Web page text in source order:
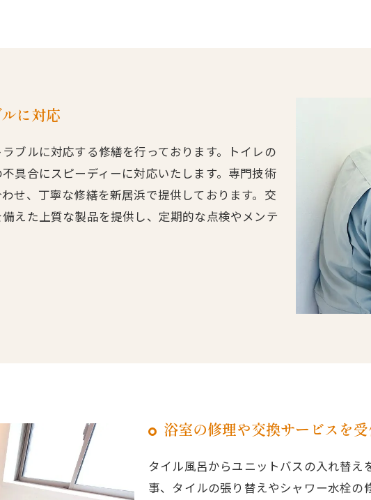
に対応
ブルに対応する修繕を行っております。トイレの
具合にスピーディーに対応いたします。専門技術
せ、丁寧な修繕を新居浜で提供しております。交
えた上質な製品を提供し、定期的な点検やメンテ
浴室の修理や交換サービスを
タイル風呂からユニットバスの入れ替
事、タイルの張り替えやシャワー水栓